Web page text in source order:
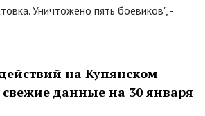
Уничтожено пять боевиков", -
на Купянском
данные на 30 января